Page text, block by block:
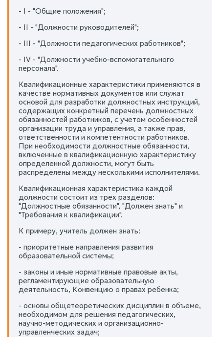
- I - "Общие положения";
- II - "Должности руководителей";
- III - "Должности педагогических работников";
- IV - "Должности учебно-вспомогательного
персонала".
Квалификационные характеристики применяются в
качестве нормативных документов или служат
основой для разработки должностных инструкций,
содержащих конкретный перечень должностных
обязанностей работников, с учетом особенностей
организации труда и управления, а также прав,
ответственности и компетентности работников.
При необходимости должностные обязанности,
включенные в квалификационную характеристику
определенной должности, могут быть
распределены между несколькими исполнителями.
Квалификационная характеристика каждой
должности состоит из трех разделов:
"Должностные обязанности", "Должен знать" и
"Требования к квалификации".
К примеру, учитель должен знать:
- приоритетные направления развития
образовательной системы;
- законы и иные нормативные правовые акты,
регламентирующие образовательную
деятельность, Конвенцию о правах ребенка;
- основы общетеоретических дисциплин в объеме,
необходимом для решения педагогических,
научно-методических и организационно-
управленческих задач;